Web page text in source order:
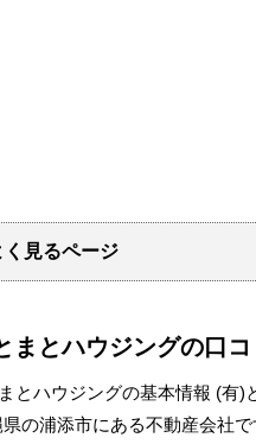
見るページ
まとハウジングの口
とハウジングの基本情報 (有)
県の浦添市にある不動産会社